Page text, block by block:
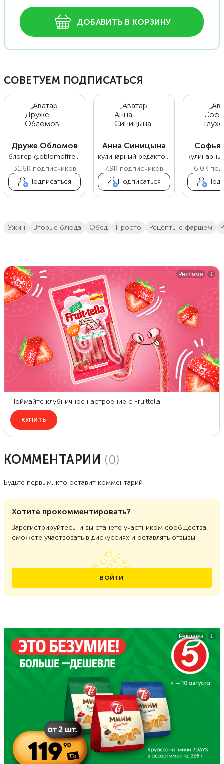
ДОБАВИТЬ В КОРЗИНУ
СОВЕТУЕМ ПОДПИСАТЬСЯ
Друже Обломов
блогер @oblomoffrecipe
31.6Kподписчиков
Подписаться
Анна Синицына
кулинарный редактор Food.ru
7.9K подписчиков
Подписаться
Софья
6.0K
ужин вторые блюда обед просто рецепты с фаршем
КОММЕНТАРИИ (0)
Будьте первым, кто оставит комментарий
Хотите прокомментировать?
Зарегистрируйтесь, и вы станете участником сообщества,
сможете участвовать в дискуссиях и оставлять отзывы
ВОЙТИ